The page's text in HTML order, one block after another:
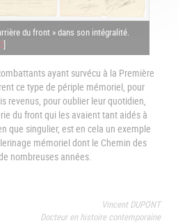
du front » dans son intégralité.
]
ayant survécu à la Première
ce type de périple mémoriel, pour
revenus, pour oublier leur quotidien,
du front qui les avaient tant aidés à
que singulier, est en cela un exemple
mémoriel dont le Chemin des
nombreuses années.
Vincent DUPONT
Docteur en histoire contemporaine